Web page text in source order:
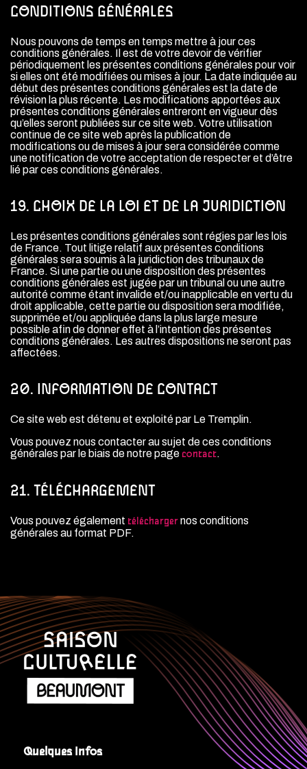
CONDITIONS GÉNÉRALES
Nous pouvons de temps en temps mettre à jour ces
conditions générales. Il est de votre devoir de vérifier
périodiquement les présentes conditions générales pour voir
si elles ont été modifiées ou mises à jour. La date indiquée au
début des présentes conditions générales est la date de
révision la plus récente. Les modifications apportées aux
présentes conditions générales entreront en vigueur dès
qu’elles seront publiées sur ce site web. Votre utilisation
continue de ce site web après la publication de
modifications ou de mises à jour sera considérée comme
une notification de votre acceptation de respecter et d’être
lié par ces conditions générales.
19. CHOIX DE LA LOI ET DE LA JURIDICTION
Les présentes conditions générales sont régies par les lois
de France. Tout litige relatif aux présentes conditions
générales sera soumis à la juridiction des tribunaux de
France. Si une partie ou une disposition des présentes
conditions générales est jugée par un tribunal ou une autre
autorité comme étant invalide et/ou inapplicable en vertu du
droit applicable, cette partie ou disposition sera modifiée,
supprimée et/ou appliquée dans la plus large mesure
possible afin de donner effet à l’intention des présentes
conditions générales. Les autres dispositions ne seront pas
affectées.
20. INFORMATION DE CONTACT
Ce site web est détenu et exploité par Le Tremplin.
Vous pouvez nous contacter au sujet de ces conditions
générales par le biais de notre page contact.
21. TÉLÉCHARGEMENT
Vous pouvez également téléchargernos conditions
générales au format PDF.
Quelques Infos